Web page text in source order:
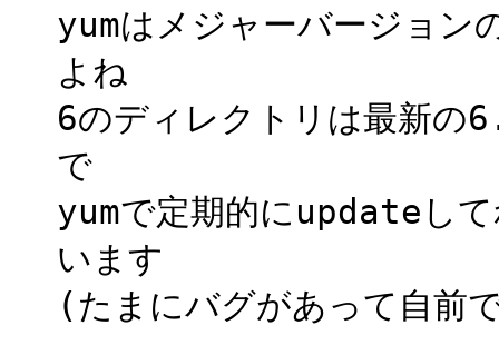
yumはメジャーバージョン
よね
6のディレクトリは最新の
で
yumで定期的にupdateし
います
(たまにバグがあって自前